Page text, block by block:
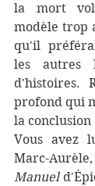
la mort
modèle trop
qu'il
les autres
d'histoires.
profond qui
la conclusion
Vous avez
Manuel